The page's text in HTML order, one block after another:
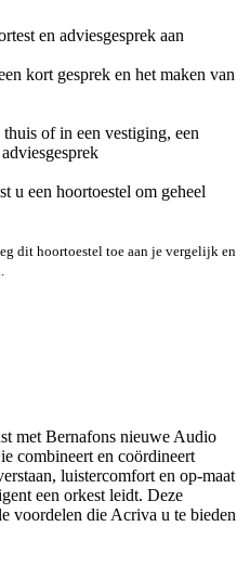
en adviesgesprek aan
kort gesprek en het maken van
of in een vestiging, een
u een hoortoestel om geheel
dit hoortoestel toe aan je vergelijk en
met Bernafons nieuwe Audio
combineert en coördineert
luistercomfort en op-maat
een orkest leidt. Deze
voordelen die Acriva u te bieden